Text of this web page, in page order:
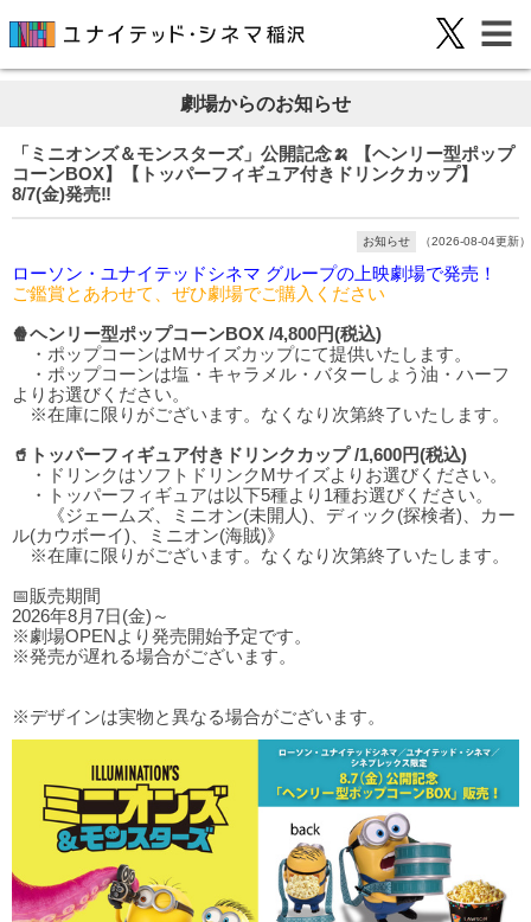
劇場からのお知らせ
「ミニオンズ＆モンスターズ」公開記念🍌 【ヘンリー型ポップ
コーンBOX】【トッパーフィギュア付きドリンクカップ】
8/7(金)発売‼️
お知らせ （2026-08-04更新）
ローソン・ユナイテッドシネマ グループの上映劇場で発売！
ご鑑賞とあわせて、ぜひ劇場でご購入ください
🍿ヘンリー型ポップコーンBOX /4,800円(税込)
・ポップコーンはMサイズカップにて提供いたします。
・ポップコーンは塩・キャラメル・バターしょう油・ハーフ
よりお選びください。
※在庫に限りがございます。なくなり次第終了いたします。
🥤トッパーフィギュア付きドリンクカップ /1,600円(税込)
・ドリンクはソフトドリンクMサイズよりお選びください。
・トッパーフィギュアは以下5種より1種お選びください。
《ジェームズ、ミニオン(未開人)、ディック(探検者)、カー
ル(カウボーイ)、ミニオン(海賊)》
※在庫に限りがございます。なくなり次第終了いたします。
📅販売期間
2026年8月7日(金)～
※劇場OPENより発売開始予定です。
※発売が遅れる場合がございます。
※デザインは実物と異なる場合がございます。